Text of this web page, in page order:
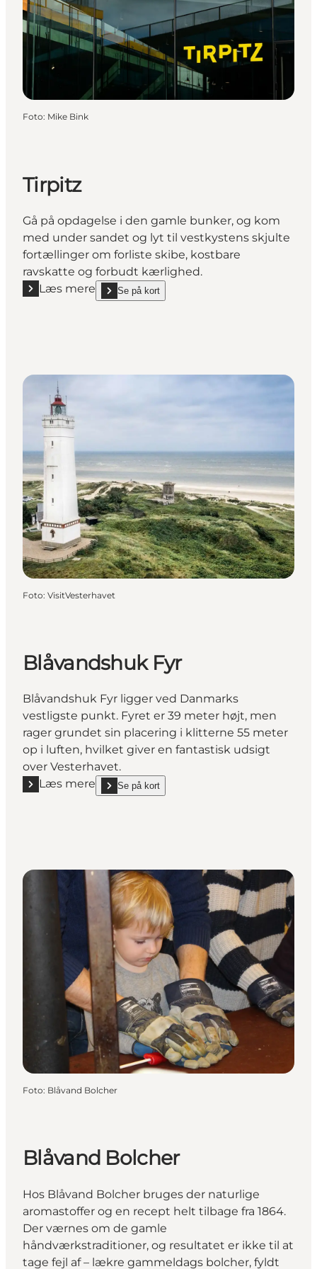
Foto: Mike Bink
Tirpitz
Gå på opdagelse i den gamle bunker, og kom
med under sandet og lyt til vestkystens skjulte
fortællinger om forliste skibe, kostbare
ravskatte og forbudt kærlighed.
Læs mere
Læs mere "Tirpitz"Se på kort
show Tirpitz on_map
Foto: VisitVesterhavet
Blåvandshuk Fyr
Blåvandshuk Fyr ligger ved Danmarks
vestligste punkt. Fyret er 39 meter højt, men
rager grundet sin placering i klitterne 55 meter
op i luften, hvilket giver en fantastisk udsigt
over Vesterhavet.
Læs mere
Læs mere "Blåvandshuk Fyr"
Se på kort
show Blåvandshuk Fyr on_map
Foto: Blåvand Bolcher
Blåvand Bolcher
Hos Blåvand Bolcher bruges der naturlige
aromastoffer og en recept helt tilbage fra 1864.
Der værnes om de gamle
håndværkstraditioner, og resultatet er ikke til at
tage fejl af – lækre gammeldags bolcher, fyldt